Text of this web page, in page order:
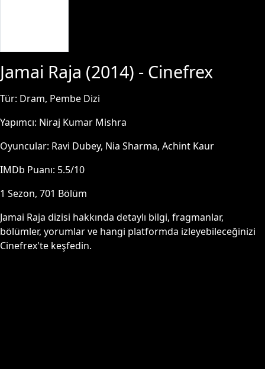
Jamai Raja (2014) - Cinefrex
Tür: Dram, Pembe Dizi
Yapımcı: Niraj Kumar Mishra
Oyuncular: Ravi Dubey, Nia Sharma, Achint Kaur
IMDb Puanı: 5.5/10
1 Sezon, 701 Bölüm
Jamai Raja dizisi hakkında detaylı bilgi, fragmanlar,
bölümler, yorumlar ve hangi platformda izleyebileceğinizi
Cinefrex'te keşfedin.